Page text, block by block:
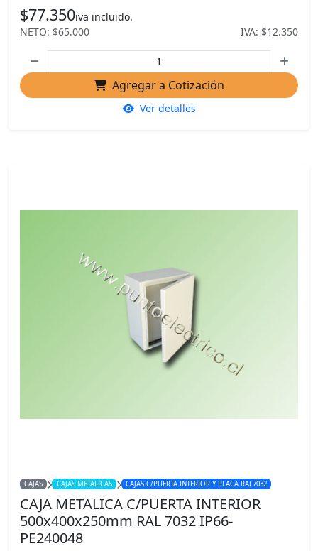
$77.350iva incluido.
NETO: $65.000
IVA: $12.350
Agregar a Cotización
Ver detalles
CAJAS CAJAS METALICAS CAJAS C/PUERTA INTERIOR Y PLACA RAL7032
CAJA METALICA C/PUERTA INTERIOR
500x400x250mm RAL 7032 IP66-
PE240048